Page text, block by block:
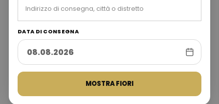
DATA DI CONSEGNA
MOSTRA FIORI